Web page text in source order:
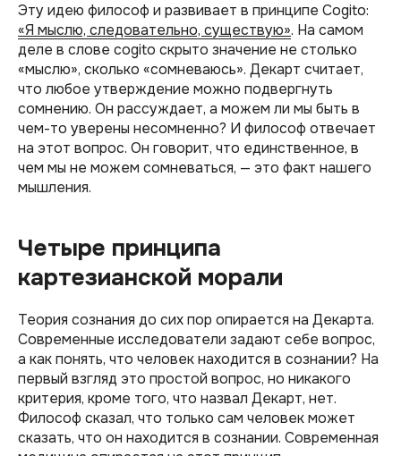
Эту идею философ и развивает в принципе Cogito:
«Я мыслю, следовательно, существую». На самом
деле в слове cogito скрыто значение не столько
«мыслю», сколько «сомневаюсь». Декарт считает,
что любое утверждение можно подвергнуть
сомнению. Он рассуждает, а можем ли мы быть в
чем-то уверены несомненно? И философ отвечает
на этот вопрос. Он говорит, что единственное, в
чем мы не можем сомневаться, — это факт нашего
мышления.
Четыре принципа
картезианской морали
Теория сознания до сих пор опирается на Декарта.
Современные исследователи задают себе вопрос,
а как понять, что человек находится в сознании? На
первый взгляд это простой вопрос, но никакого
критерия, кроме того, что назвал Декарт, нет.
Философ сказал, что только сам человек может
сказать, что он находится в сознании. Современная